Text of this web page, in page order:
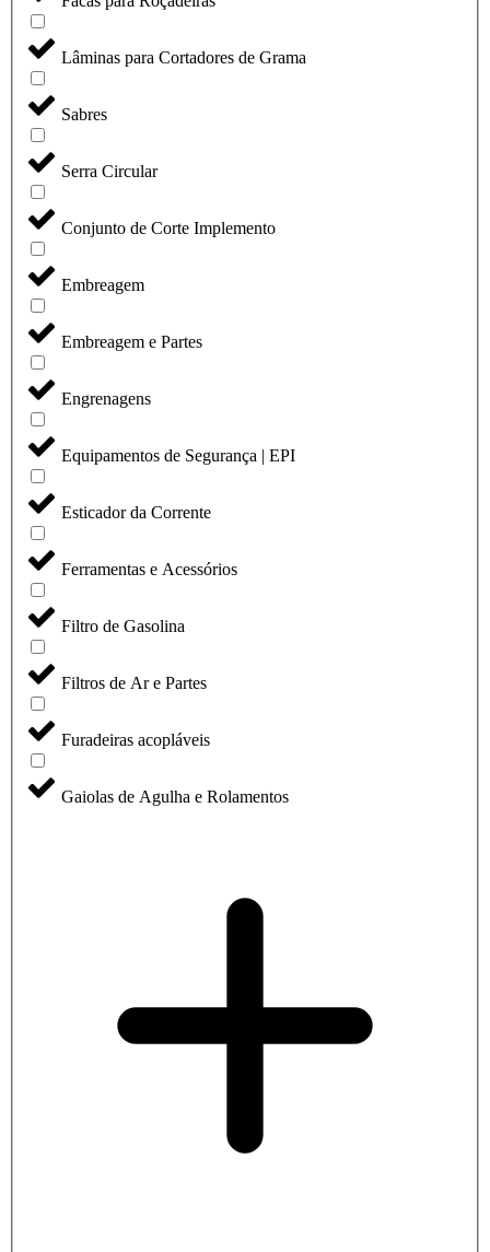
Lâminas para Cortadores de Grama
Sabres
Serra Circular
Conjunto de Corte Implemento
Embreagem
Embreagem e Partes
Engrenagens
Equipamentos de Segurança | EPI
Esticador da Corrente
Ferramentas e Acessórios
Filtro de Gasolina
Filtros de Ar e Partes
Furadeiras acopláveis
Gaiolas de Agulha e Rolamentos